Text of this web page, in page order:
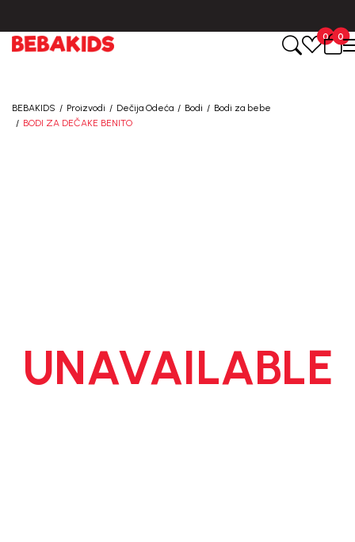
0
0
BEBAKIDS Proizvodi Dečija Odeća Bodi
Bodi za bebe
BODI ZA DEČAKE BENITO
UNAVAILABLE